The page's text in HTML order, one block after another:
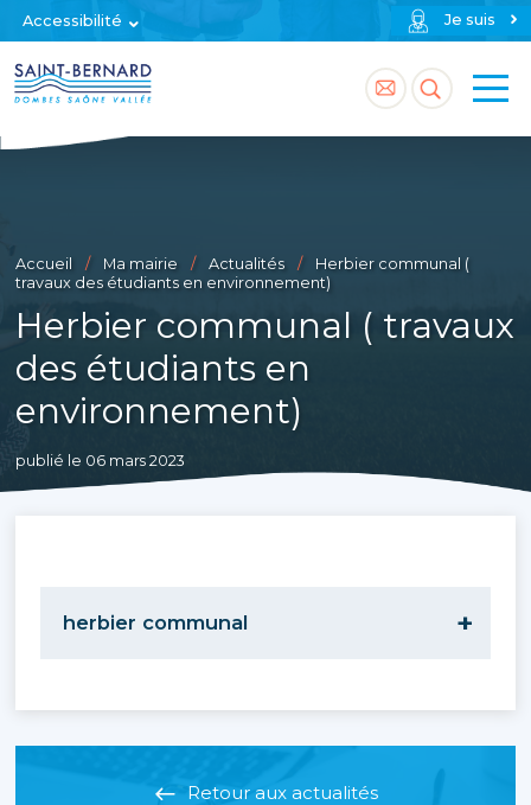
Accessibilité Je suis
Accéder
à
contact
Accéder
à
Accueil Ma mairie Actualités
Herbier communal (
travaux des étudiants en environnement)
Herbier communal ( travaux
des étudiants en
environnement)
publié le 06 mars 2023
herbier communal
Retour aux actualités